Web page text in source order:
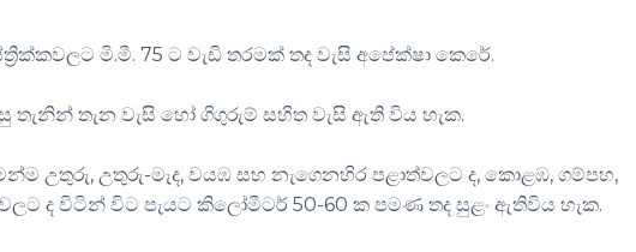
මි.මී. 75 ට වැඩි තරමක් තද වැසි අපේක්ෂා කෙරේ.
තැනින් තැන වැසි හෝ ගිගුරුම් සහිත වැසි ඇති විය හැක.
උතුරු, උතුරු-මැද, වයඹ සහ නැගෙනහිර පළාත්වලට ද, කොළඹ, ගම්පහ,
ද විටින් විට පැයට කිලෝමීටර් 50-60 ක පමණ තද සුළං ඇතිවිය හැක.